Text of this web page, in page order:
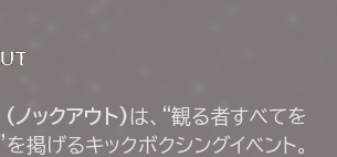
ックアウト) は、“観る者すべてを
掲げるキックボクシングイベント。